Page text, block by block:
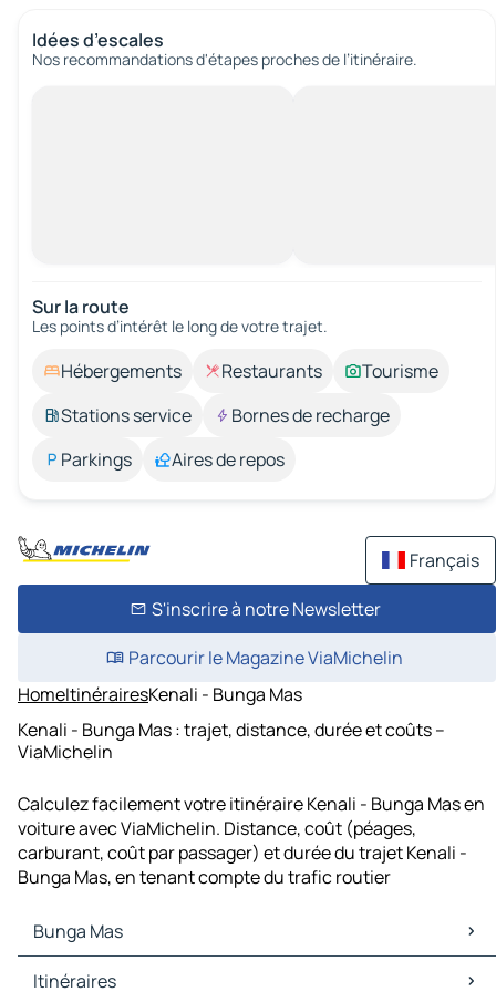
Idées d’escales
Nos recommandations d'étapes proches de l’itinéraire.
Sur la route
Les points d’intérêt le long de votre trajet.
Hébergements Restaurants
Tourisme
Stations service
Bornes de recharge
Parkings
Aires de repos
Français
S'inscrire à notre Newsletter
Parcourir le Magazine ViaMichelin
HomeItinérairesKenali - Bunga Mas
Kenali - Bunga Mas : trajet, distance, durée et coûts –
ViaMichelin
Calculez facilement votre itinéraire Kenali - Bunga Mas en
voiture avec ViaMichelin. Distance, coût (péages,
carburant, coût par passager) et durée du trajet Kenali -
Bunga Mas, en tenant compte du trafic routier
Bunga Mas
Bunga Mas Cartes et plans
Itinéraires